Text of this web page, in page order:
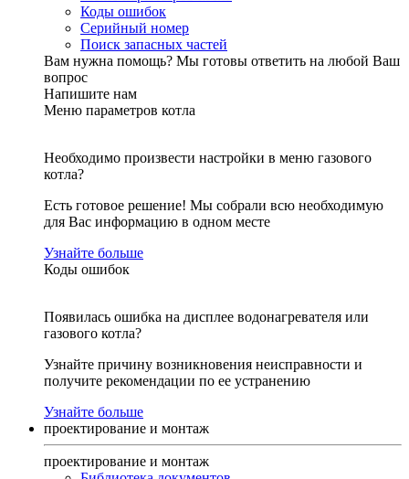
Коды ошибок
Серийный номер
Поиск запасных частей
Вам нужна помощь? Мы готовы ответить на любой Ваш
вопрос
Напишите нам
Меню параметров котла
Необходимо произвести настройки в меню газового
котла?
Есть готовое решение! Мы собрали всю необходимую
для Вас информацию в одном месте
Узнайте больше
Коды ошибок
Появилась ошибка на дисплее водонагревателя или
газового котла?
Узнайте причину возникновения неисправности и
получите рекомендации по ее устранению
Узнайте больше
проектирование и монтаж
проектирование и монтаж